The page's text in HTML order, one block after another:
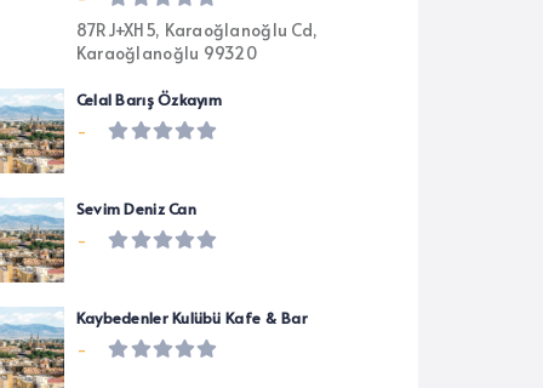
87RJ+XH5, Karaoğlanoğlu Cd,
Karaoğlanoğlu 99320
Celal Barış Özkayım
-
Sevim Deniz Can
-
Kaybedenler Kulübü Kafe & Bar
-